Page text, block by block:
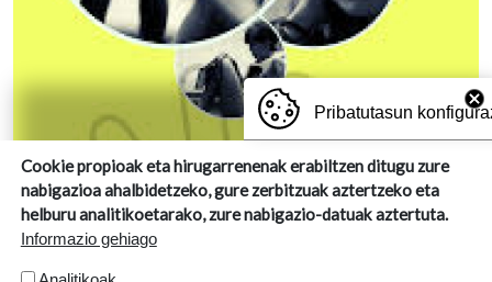
Pribatutasun
Cookie propioak eta hirugarrenenak erabiltzen ditugu zure
nabigazioa ahalbidetzeko, gure zerbitzuak aztertzeko eta
helburu analitikoetarako, zure nabigazio-datuak aztertuta.
Informazio gehiago